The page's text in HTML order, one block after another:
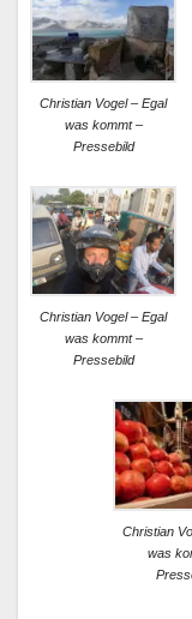
Christian Vogel – Egal
was kommt –
Pressebild
Christian Vogel – Egal
was kommt –
Pressebild
Christian
was